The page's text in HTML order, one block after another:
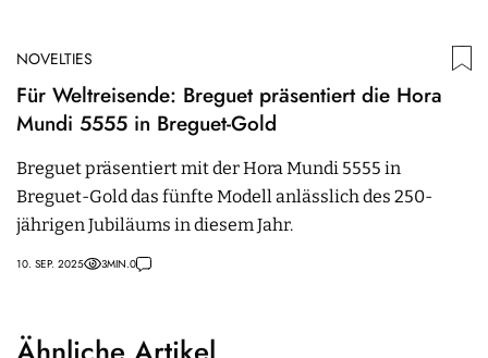
NOVELTIES
Für Weltreisende: Breguet präsentiert die Hora
Mundi 5555 in Breguet-Gold
Breguet präsentiert mit der Hora Mundi 5555 in
Breguet-Gold das fünfte Modell anlässlich des 250-
jährigen Jubiläums in diesem Jahr.
10. SEP. 2025 3MIN.0